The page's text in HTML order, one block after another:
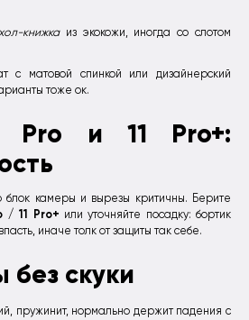
книжкаиз экокожи, иногда со слотом
с матовой спинкой или дизайнерский
тоже ок.
Pro и 11 Pro+:
блок камеры и вырезы критичны. Берите
/ 11 Pro+ или уточняйте посадку: бортик
иначе толк от защиты так себе.
скуки
пружинит, нормально держит падения с